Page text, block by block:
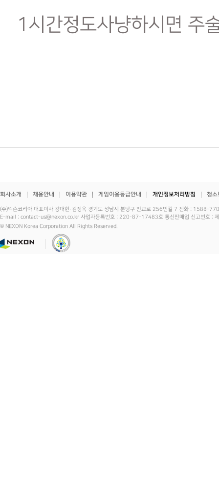
1시간정도사냥하시면 주
회사소개 채용안내 이용약관 게임이용등급안내 개인정보처리방침 청소
(주)넥슨코리아 대표이사 강대현·김정욱 경기도 성남시 분당구 판교로 256번길 7 전화 :
E-mail : contact-us@nexon.co.kr 사업자등록번호 : 220-87-17483호 통신판매업 신고번호 :
© NEXON Korea Corporation All Rights Reserved.